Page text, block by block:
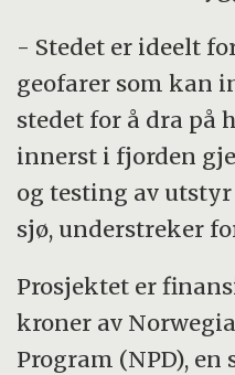
- Stedet er ideelt
geofarer som kan
stedet for å dra på
innerst i fjorden
og testing av
sjø, understreker
Prosjektet er
kroner av
Program (NPD), en